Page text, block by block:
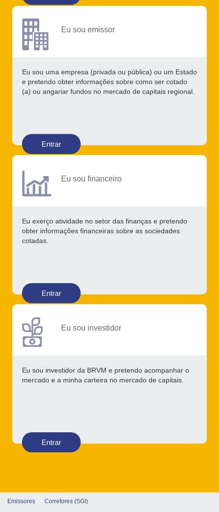
Eu sou emissor
Eu sou uma empresa (privada ou pública) ou um Estado
e pretendo obter informações sobre como ser cotado
(a) ou angariar fundos no mercado de capitais regional.
Entrar
Eu sou financeiro
Eu exerço atividade no setor das finanças e pretendo
obter informações financeiras sobre as sociedades
cotadas.
Entrar
Eu sou investidor
Eu sou investidor da BRVM e pretendo acompanhar o
mercado e a minha carteira no mercado de capitais.
Entrar
Emissores Corretores (SGI)